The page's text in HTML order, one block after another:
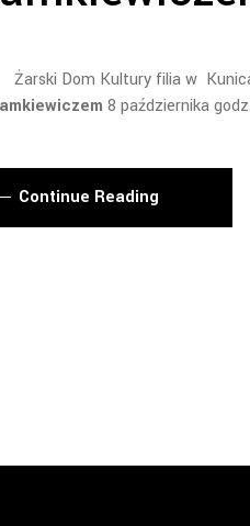
Żarski Dom Kultury filia w
8 października
Continue Reading